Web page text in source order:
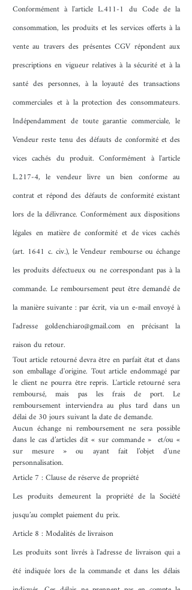
Conformément à l'article L.411-1 du Code de la
consommation, les produits et les services offerts à la
vente au travers des présentes CGV répondent aux
prescriptions en vigueur relatives à la sécurité et à la
santé des personnes, à la loyauté des transactions
commerciales et à la protection des consommateurs.
Indépendamment de toute garantie commerciale, le
Vendeur reste tenu des défauts de conformité et des
vices cachés du produit. Conformément à l'article
L.217-4, le vendeur livre un bien conforme au
contrat et répond des défauts de conformité existant
lors de la délivrance. Conformément aux dispositions
légales en matière de conformité et de vices cachés
(art. 1641 c. civ.), le Vendeur rembourse ou échange
les produits défectueux ou ne correspondant pas à la
commande. Le remboursement peut être demandé de
la manière suivante : par écrit, via un e-mail envoyé à
l'adresse goldenchiaro@gmail.comen précisant la
raison du retour.
Tout article retourné devra être en parfait état et dans
son emballage d'origine. Tout article endommagé par
le client ne pourra être repris. L'article retourné sera
remboursé, mais pas les frais de port. Le
remboursement interviendra au plus tard dans un
délai de 30 jours suivant la date de demande.
Aucun échange ni remboursement ne sera possible
dans le cas d’articles dit « sur commande » et/ou «
sur mesure » ou ayant fait l’objet d’une
personnalisation.
Article 7 : Clause de réserve de propriété
Les produits demeurent la propriété de la Société
jusqu’au complet paiement du prix.
Article 8 : Modalités de livraison
Les produits sont livrés à l'adresse de livraison qui a
été indiquée lors de la commande et dans les délais